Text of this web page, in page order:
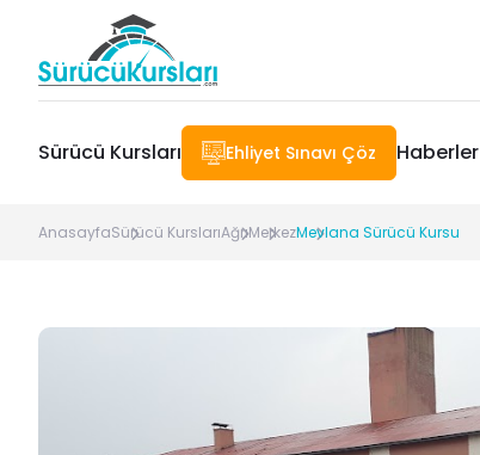
Sürücü Kursları Ehliyet Sınavı Çöz Haberler
AnasayfaSürücü KurslarıAğrıMerkezMevlana Sürücü Kursu